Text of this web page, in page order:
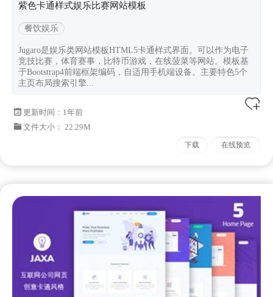
紫色卡通样式娱乐比赛网站模板
餐饮娱乐
Jugaro是娱乐类网站模板HTML5卡通样式界面。可以作为电子
竞技比赛，体育赛事，比特币游戏，在线菠菜等网站。模板基
于Bootstrap4前端框架编码，自适用手机端设备。主要特色5个
主页布局搜索引擎...
更新时间： 1年前
文件大小： 22.29M
下载 在线预览